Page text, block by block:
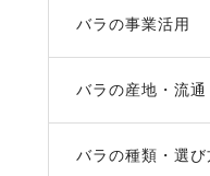
バラの事業活用
バラの産地・流通
バラの種類・選び